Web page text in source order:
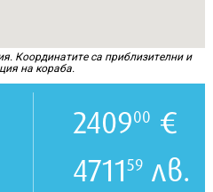
Координатите са приблизителни и
на кораба.
240900 €
471159 лв.